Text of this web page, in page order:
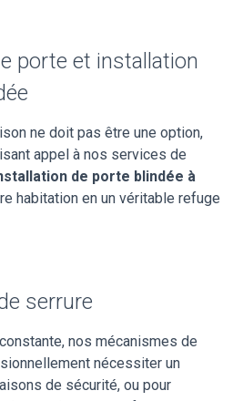
porte et installation
ne doit pas être une option,
appel à nos services de
de porte blindée à
habitation en un véritable refuge
serrure
nos mécanismes de
nécessiter un
de sécurité, ou pour